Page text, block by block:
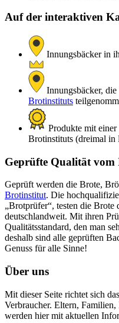
Auf der interaktiven
Innungsbäcker in
Innungsbäcker,
Brotinstituts
Produkte mit einer
Brotinstituts (dreimal in
Geprüfte Qualität vom
Geprüft werden die Brote,
Brotinstitut. Die
„Brotprüfer“, testen die Brote
deutschlandweit. Mit ihren
Qualitätsstandard, den man
deshalb sind alle geprüften
Genuss für alle Sinne!
Über uns
Mit dieser Seite richtet sich
Verbraucher. Eltern,
werden hier mit aktuellen